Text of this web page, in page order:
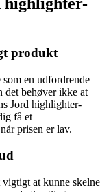
produkt
en udfordrende
det behøver ikke at
Jord highlighter-
få et
prisen er lav.
at kunne skelne